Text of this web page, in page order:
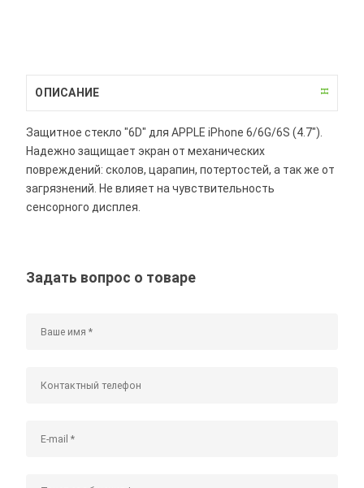
ОПИСАНИЕ
Защитное стекло "6D" для APPLE iPhone 6/6G/6S (4.7").
Надежно защищает экран от механических
повреждений: сколов, царапин, потертостей, а так же от
загрязнений. Не влияет на чувствительность
сенсорного дисплея.
Задать вопрос о товаре